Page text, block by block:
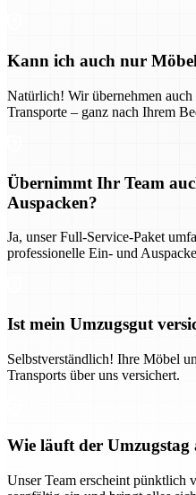
Kann ich auch nur
Natürlich! Wir übernehmen
Transporte – ganz nach Ihrem
Übernimmt Ihr Team
Auspacken?
Ja, unser Full-Service-Paket
professionelle Ein- und
Ist mein Umzugsgut
Selbstverständlich! Ihre Möbel
Transports über uns versichert.
Wie läuft der Umzugstag
Unser Team erscheint pünktlich